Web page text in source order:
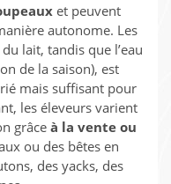
et peuvent
autonome. Les
lait, tandis que l’eau
de la saison), est
mais suffisant pour
les éleveurs varient
grâceà la vente ou
ou des bêtes en
des yacks, des